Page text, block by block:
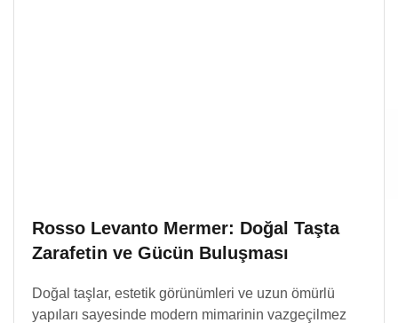
Rosso Levanto Mermer: Doğal Taşta
Zarafetin ve Gücün Buluşması
Doğal taşlar, estetik görünümleri ve uzun ömürlü
yapıları sayesinde modern mimarinin vazgeçilmez